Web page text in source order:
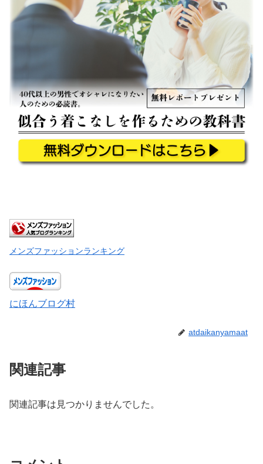
メンズファッションランキング
にほんブログ村
atdaikanyamaat
関連記事
関連記事は見つかりませんでした。